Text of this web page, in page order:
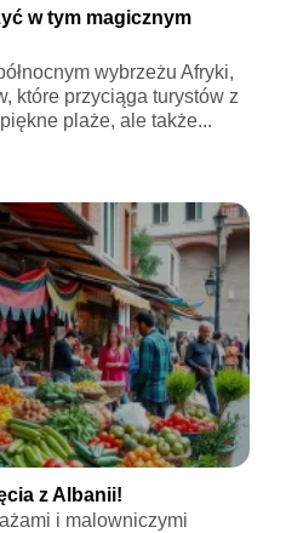
w tym magicznym
wybrzeżu Afryki,
które przyciąga turystów z
plaże, ale także...
z Albanii!
i malowniczymi